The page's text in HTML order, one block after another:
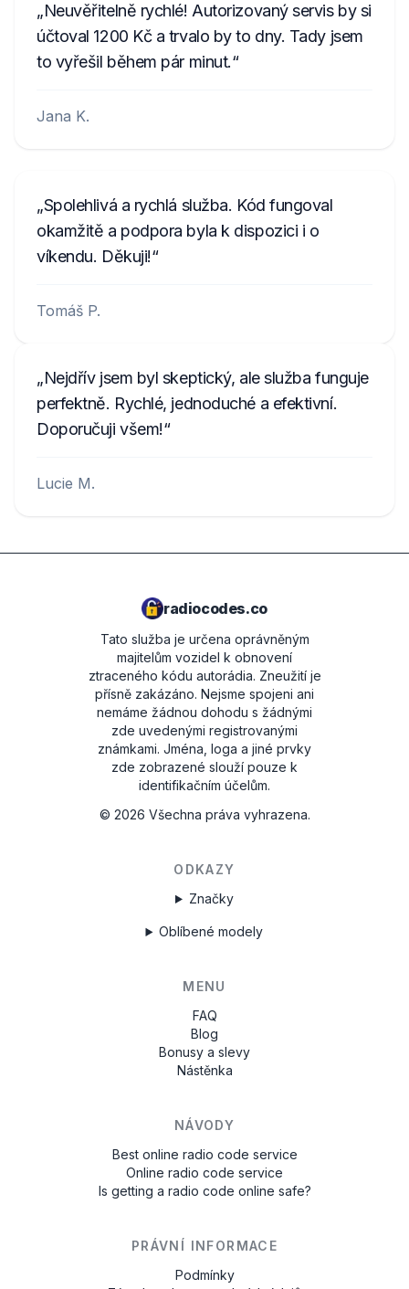
Neuvěřitelně rychlé! Autorizovaný servis by si
účtoval 1200 Kč a trvalo by to dny. Tady jsem
to vyřešil během pár minut.
Jana K.
Spolehlivá a rychlá služba. Kód fungoval
okamžitě a podpora byla k dispozici i o
víkendu. Děkuji!
Tomáš P.
Nejdřív jsem byl skeptický, ale služba funguje
perfektně. Rychlé, jednoduché a efektivní.
Doporučuji všem!
Lucie M.
radiocodes.co
Tato služba je určena oprávněným
majitelům vozidel k obnovení
ztraceného kódu autorádia. Zneužití je
přísně zakázáno. Nejsme spojeni ani
nemáme žádnou dohodu s žádnými
zde uvedenými registrovanými
známkami. Jména, loga a jiné prvky
zde zobrazené slouží pouze k
identifikačním účelům.
© 2026 Všechna práva vyhrazena.
ODKAZY
Značky
Oblíbené modely
MENU
FAQ
Blog
Bonusy a slevy
Nástěnka
NÁVODY
Best online radio code service
Online radio code service
Is getting a radio code online safe?
PRÁVNÍ INFORMACE
Podmínky